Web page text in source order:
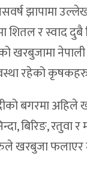
झापामा
शितल र स्वाद दुबै
खरबुजामा
रहेको
बगरमा
बिरिङ, रतुवा
खरबुजा फलाएर